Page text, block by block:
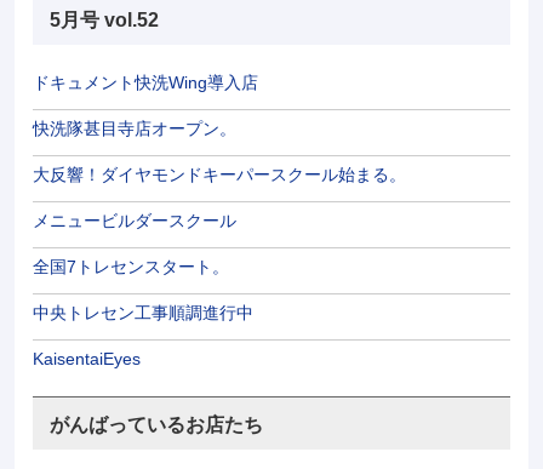
5月号 vol.52
ドキュメント快洗Wing導入店
快洗隊甚目寺店オープン。
大反響！ダイヤモンドキーパースクール始まる。
メニュービルダースクール
全国7トレセンスタート。
中央トレセン工事順調進行中
KaisentaiEyes
がんばっているお店たち